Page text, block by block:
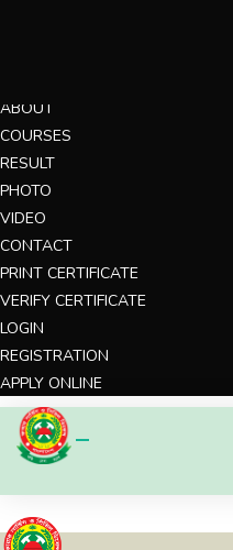
ABOUT
COURSES
RESULT
PHOTO
VIDEO
CONTACT
PRINT CERTIFICATE
VERIFY CERTIFICATE
LOGIN
REGISTRATION
APPLY ONLINE